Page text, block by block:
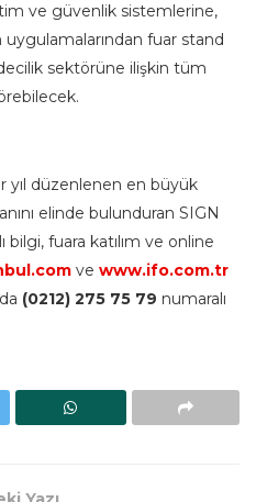
ve güvenlik sistemlerine,
fuar stand
sektörüne ilişkin tüm
yıl düzenlenen en büyük
elinde bulunduran SIGN
bilgi, fuara katılım ve online
ve www.ifo.com.tr
(0212) 275 75 79 numaralı